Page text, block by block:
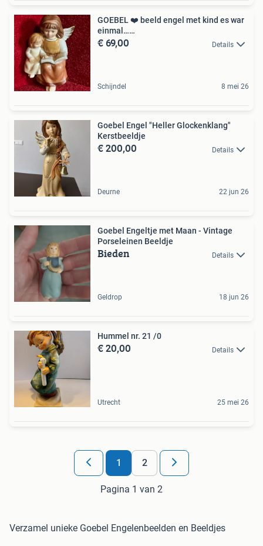
GOEBEL ❤️ beeld engel met kind es war
einmal……
€ 69,00 Details
Schijndel 8 mei 26
Goebel Engel "Heller Glockenklang"
Kerstbeeldje
€ 200,00 Details
Deurne 22 jun 26
Goebel Engeltje met Maan - Vintage
Porseleinen Beeldje
Bieden Details
Geldrop 18 jun 26
Hummel nr. 21 /0
€ 20,00 Details
Utrecht 25 mei 26
1 2
Pagina 1 van 2
Verzamel unieke Goebel Engelenbeelden en Beeldjes